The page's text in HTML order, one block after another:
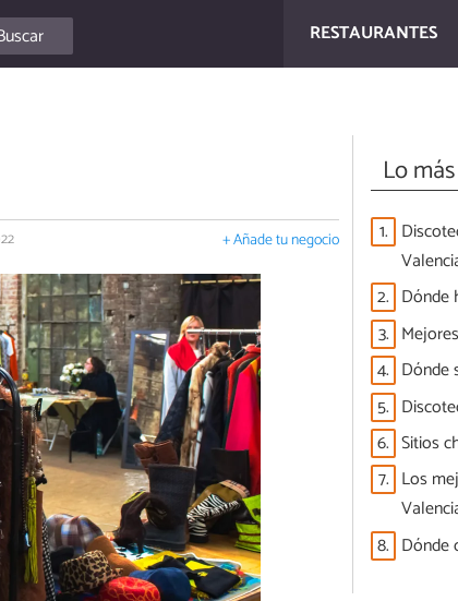
RESTAURANTES
+ Añade tu negocio
Lo
1.
2. Dónde
3.
4. Dónde
5.
6. Sitios
7. Los
8. Dónde